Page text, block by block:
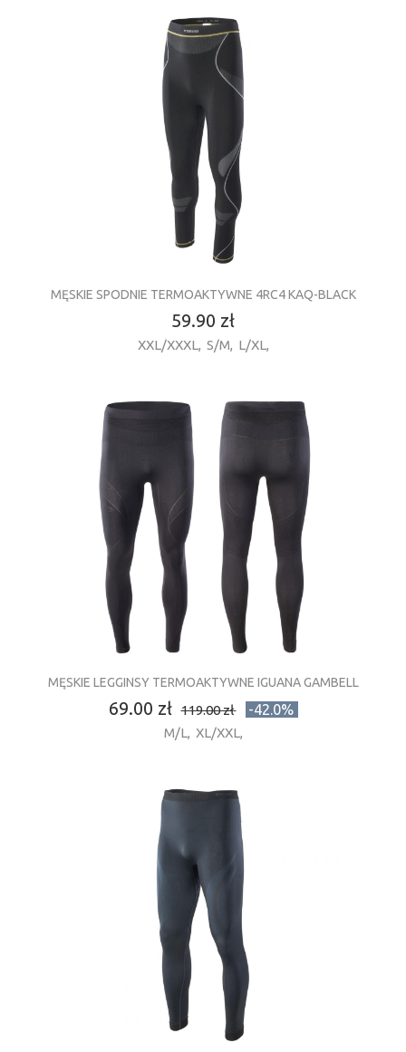
MĘSKIE SPODNIE TERMOAKTYWNE 4RC4 KAQ-BLACK
59.90 zł
XXL/XXXL, S/M, L/XL,
MĘSKIE LEGGINSY TERMOAKTYWNE IGUANA GAMBELL
69.00 zł 119.00 zł -42.0%
M/L, XL/XXL,